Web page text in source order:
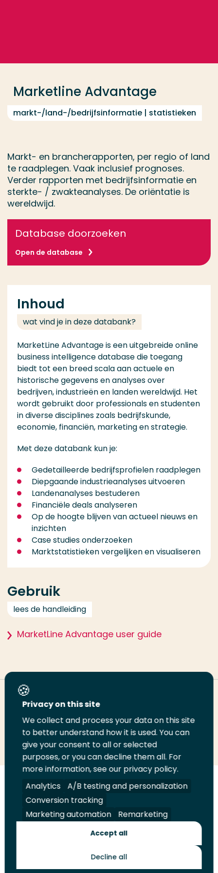
Marketline Advantage
markt-/land-/bedrijfsinformatie | statistieken
Markt- en brancherapporten, per regio of land
te raadplegen. Vaak inclusief prognoses.
Verder rapporten met bedrijfsinformatie en
sterkte- / zwakteanalyses. De oriëntatie is
wereldwijd.
Database doorzoeken
Open de database
Inhoud
wat vind je in deze databank?
MarketLine Advantage is een uitgebreide online
business intelligence database die toegang
biedt tot een breed scala aan actuele en
historische gegevens en analyses over
bedrijven, industrieën en landen wereldwijd. Het
wordt gebruikt door professionals en studenten
in diverse disciplines zoals bedrijfskunde,
economie, financiën, marketing en strategie.
Met deze databank kun je:
Gedetailleerde bedrijfsprofielen raadplegen
Diepgaande industrieanalyses uitvoeren
Landenanalyses bestuderen
Financiële deals analyseren
Op de hoogte blijven van actueel nieuws en
inzichten
Case studies onderzoeken
Marktstatistieken vergelijken en visualiseren
Gebruik
lees de handleiding
MarketLine Advantage user guide
Deel deze pagina
Deel
LinkedIn
Deel
op
Twitter
Deel
op
Facebook
Email
deze
pagina
Print
deze
pagina
Volg
ons
op
LinkedIn
Volg
ons
op
Facebook
Volg
ons
op
YouTube
Volg
ons
op
Instagram
Juridisch Security A-Z Index
Contact
Toekomstmakers
Opleiding
Contact
Privacy on this site
We collect and process your data on this site
to better understand how it is used. You can
give your consent to all or selected
purposes, or you can decline them all. For
more information, see our privacy policy.
Analytics
A/B testing and personalization
Conversion tracking
Marketing automation
Remarketing
Accept all
Decline all